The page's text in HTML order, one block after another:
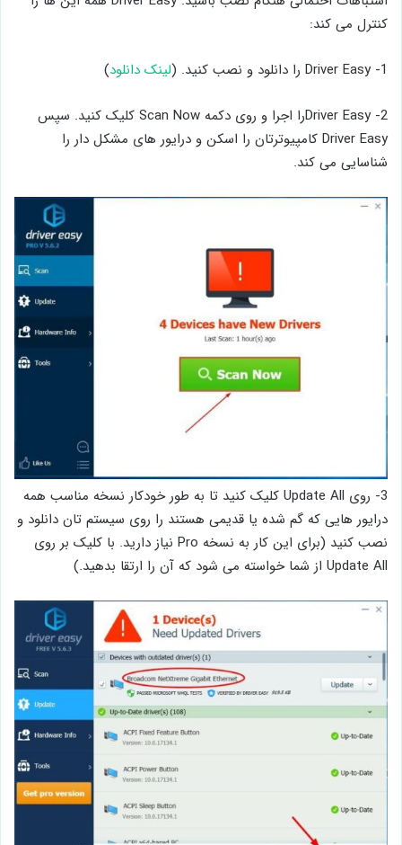
کنترل می کند:
1- Driver Easy را دانلود و نصب کنید. ( لینک دانلود)
2- Driver Easyرا اجرا و روی دکمه Scan Now کلیک کنید. سپس
Driver Easy کامپیوترتان را اسکن و درایور های مشکل دار را
شناسایی می کند.
3- روی Update All کلیک کنید تا به طور خودکار نسخه مناسب همه
درایور هایی که گم شده یا قدیمی هستند را روی سیستم تان دانلود و
نصب کنید (برای این کار به نسخه Pro نیاز دارید. با کلیک بر روی
Update All از شما خواسته می شود که آن را ارتقا بدهید.)